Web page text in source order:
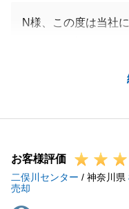
N様、この度は当社
にご対応いただきま
引渡しを迎えること
上げます。
いつでもお気軽にご
あらためまして、今
た。
お客様評価
二俣川センター / 神奈川県
売却